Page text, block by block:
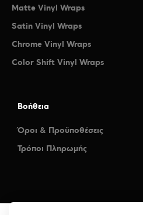
Matte Vinyl Wraps
Satin Vinyl Wraps
Chrome Vinyl Wraps
Color Shift Vinyl Wraps
Βοήθεια
Όροι & Προϋποθέσεις
Τρόποι Πληρωμής